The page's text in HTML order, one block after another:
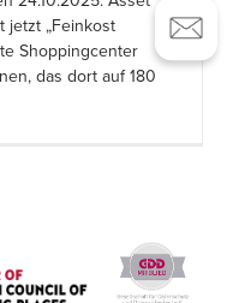
jetzt „Feinkost
Shoppingcenter
das dort auf 180